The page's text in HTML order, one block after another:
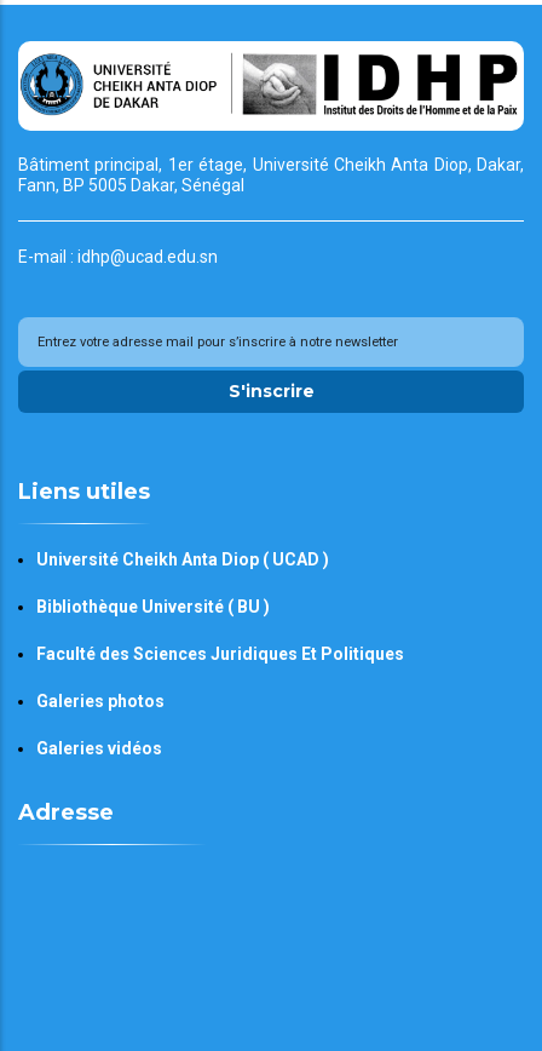
Bâtiment principal, 1er étage, Université CheikhAnta Diop, Dakar,
Fann, BP 5005 Dakar, Sénégal
E-mail : idhp@ucad.edu.sn
S'inscrire
Liens utiles
Université Cheikh Anta Diop ( UCAD )
Bibliothèque Université ( BU )
Faculté des Sciences Juridiques Et Politiques
Galeries photos
Galeries vidéos
Adresse